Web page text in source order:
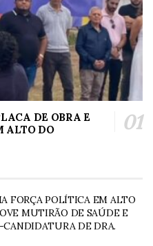
DE OBRA E
ALTO DO
FORÇA POLÍTICA EM ALTO
MUTIRÃO DE SAÚDE E
CANDIDATURA DE DRA.